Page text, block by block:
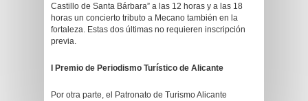
Castillo de Santa Bárbara” a las 12 horas y a las 18
horas un concierto tributo a Mecano también en la
fortaleza. Estas dos últimas no requieren inscripción
previa.
I Premio de Periodismo Turístico de Alicante
Por otra parte, el Patronato de Turismo Alicante